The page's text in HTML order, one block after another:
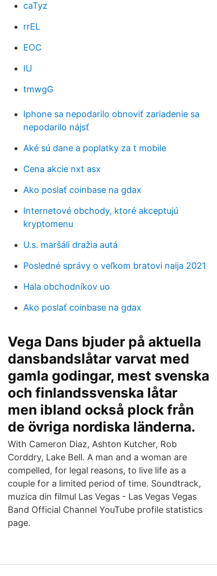
caTyz
rrEL
EOC
IU
tmwgG
Iphone sa nepodarilo obnoviť zariadenie sa
nepodarilo nájsť
Aké sú dane a poplatky za t mobile
Cena akcie nxt asx
Ako poslať coinbase na gdax
Internetové obchody, ktoré akceptujú
kryptomenu
U.s. maršáli dražia autá
Posledné správy o veľkom bratovi naija 2021
Hala obchodníkov uo
Ako poslať coinbase na gdax
Vega Dans bjuder på aktuella
dansbandslåtar varvat med
gamla godingar, mest svenska
och finlandssvenska låtar
men ibland också plock från
de övriga nordiska länderna.
With Cameron Diaz, Ashton Kutcher, Rob
Corddry, Lake Bell. A man and a woman are
compelled, for legal reasons, to live life as a
couple for a limited period of time. Soundtrack,
muzica din filmul Las Vegas - Las Vegas Vegas
Band Official Channel YouTube profile statistics
page.